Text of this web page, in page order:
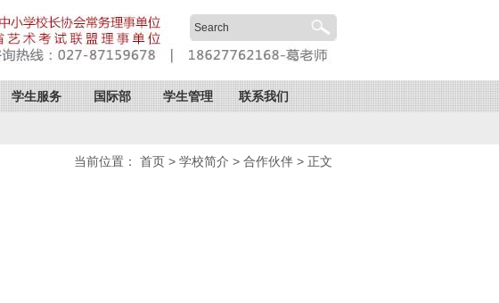
学生服务 国际部 学生管理 联系我们
当前位置： 首页 > 学校简介 > 合作伙伴 > 正文